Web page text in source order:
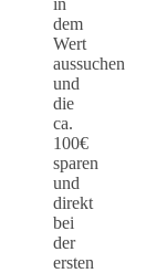
dem
Wert
aussuchen
und
die
ca.
100€
sparen
und
direkt
bei
der
ersten